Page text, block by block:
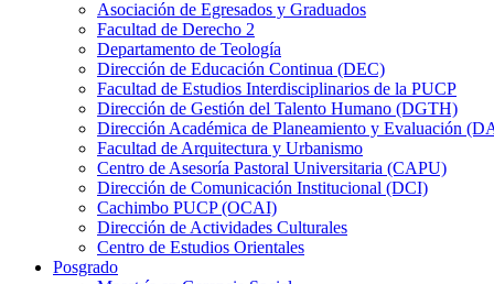
Asociación de Egresados y Graduados
Facultad de Derecho 2
Departamento de Teología
Dirección de Educación Continua (DEC)
Facultad de Estudios Interdisciplinarios de la PUCP
Dirección de Gestión del Talento Humano (DGTH)
Dirección Académica de Planeamiento y Evaluación
Facultad de Arquitectura y Urbanismo
Centro de Asesoría Pastoral Universitaria (CAPU)
Dirección de Comunicación Institucional (DCI)
Cachimbo PUCP (OCAI)
Dirección de Actividades Culturales
Centro de Estudios Orientales
Posgrado